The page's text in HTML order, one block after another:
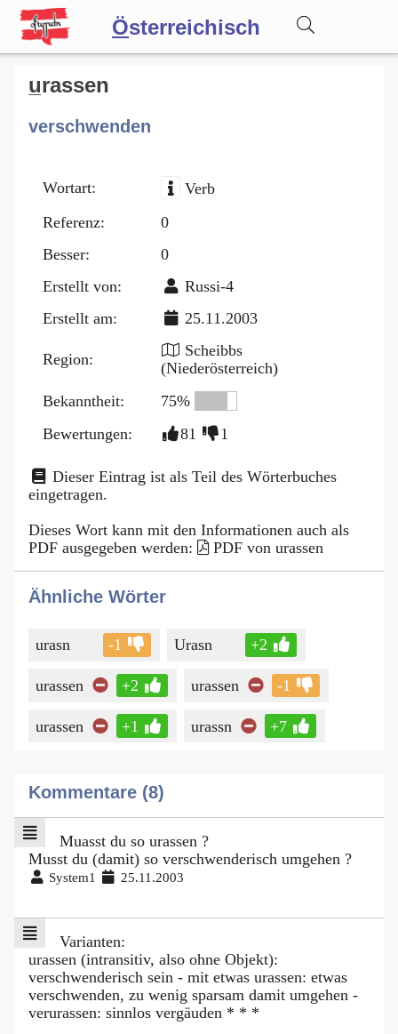
Österreichisch
Wörterbuch
Forum
Blog
u̲rassen
verschwenden
Wortart:
Verb
Referenz:
0
Besser:
0
Erstellt von:
Russi-4
Erstellt am:
25.11.2003
Region:
Scheibbs
(Niederösterreich)
Bekanntheit:
75%
Bewertungen:
81 1
Dieser Eintrag ist als Teil des Wörterbuches
eingetragen.
Dieses Wort kann mit den Informationen auch als
PDF ausgegeben werden:
PDF von urassen
Ähnliche Wörter
urasn -1 Urasn +2
urassen +2 urassen -1
urassen +1 urassn +7
Kommentare (8)
Muasst du so urassen ?
Musst du (damit) so verschwenderisch umgehen ?
System1 25.11.2003
Varianten:
urassen (intransitiv, also ohne Objekt):
verschwenderisch sein - mit etwas urassen: etwas
verschwenden, zu wenig sparsam damit umgehen -
verurassen: sinnlos vergäuden * * *